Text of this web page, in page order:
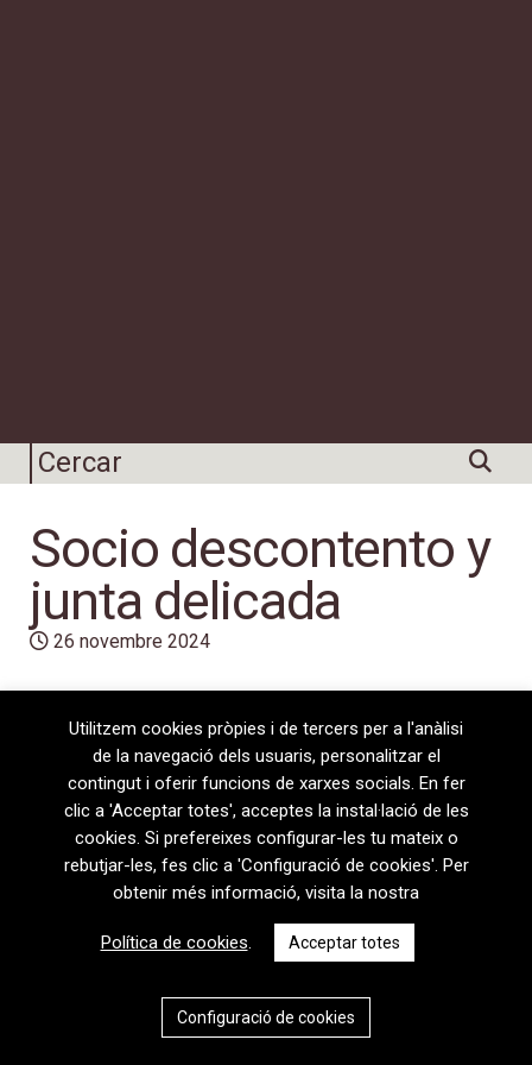
Socio descontento y
junta delicada
26 novembre 2024
08720 Vilafranca del Penedès · General Prim 5, 2n · Barcelona
T+34 938 170 417 ·
+34 938 170 301
Política de privacitat|Política de cookies
CAT
ESP
Utilitzem cookies pròpies i de tercers per a l'anàlisi
de la navegació dels usuaris, personalitzar el
contingut i oferir funcions de xarxes socials. En fer
clic a 'Acceptar totes', acceptes la instal·lació de les
cookies. Si prefereixes configurar-les tu mateix o
rebutjar-les, fes clic a 'Configuració de cookies'. Per
obtenir més informació, visita la nostra
Política de cookies. Acceptar totes
Configuració de cookies